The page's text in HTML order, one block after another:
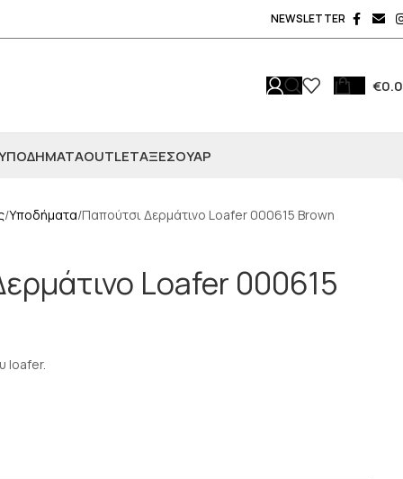
NEWSLETTER
€
OUTLETΑΞΕΣΟΥΆΡ
Υποδήματα Παπούτσι Δερμάτινο Loafer 000615 Brown
Loafer 000615
loafer.